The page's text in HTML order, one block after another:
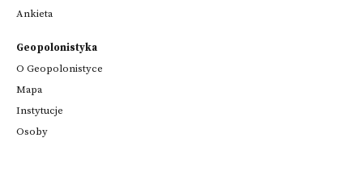
Ankieta
Geopolonistyka
O Geopolonistyce
Mapa
Instytucje
Osoby